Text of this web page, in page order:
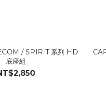
/ SPIRIT 系列 HD
底座組